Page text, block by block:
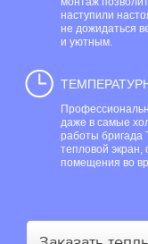
наступили
не дожидаться
и уютным.
даже в самые
работы бригада
тепловой экран,
помещения во